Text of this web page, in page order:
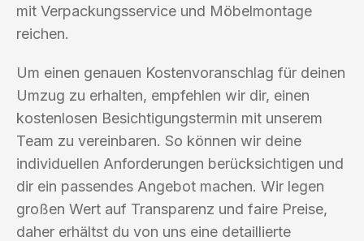
mit Verpackungsservice und Möbelmontage
reichen.
Um einen genauen Kostenvoranschlag für deinen
Umzug zu erhalten, empfehlen wir dir, einen
kostenlosen Besichtigungstermin mit unserem
Team zu vereinbaren. So können wir deine
individuellen Anforderungen berücksichtigen und
dir ein passendes Angebot machen. Wir legen
großen Wert auf Transparenz und faire Preise,
daher erhältst du von uns eine detaillierte